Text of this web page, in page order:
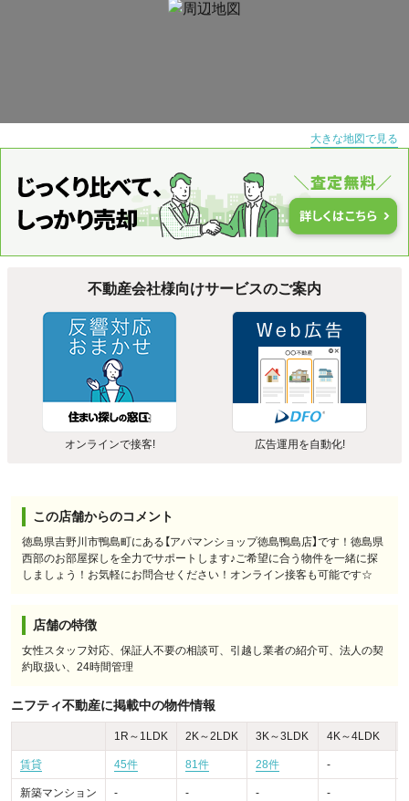
大きな地図で見る
不動産会社様向けサービスのご案内
オンラインで接客! 広告運用を自動化!
この店舗からのコメント
徳島県吉野川市鴨島町にある【アパマンショップ徳島鴨島店】です！徳島県
西部のお部屋探しを全力でサポートします♪ご希望に合う物件を一緒に探
しましょう！お気軽にお問合せください！オンライン接客も可能です☆
店舗の特徴
女性スタッフ対応、保証人不要の相談可、引越し業者の紹介可、法人の契
約取扱い、24時間管理
ニフティ不動産に掲載中の物件情報
1R～1LDK 2K～2LDK 3K～3LDK 4K～4LDK
賃貸 45件 81件 28件 -
新築マンション - - - -